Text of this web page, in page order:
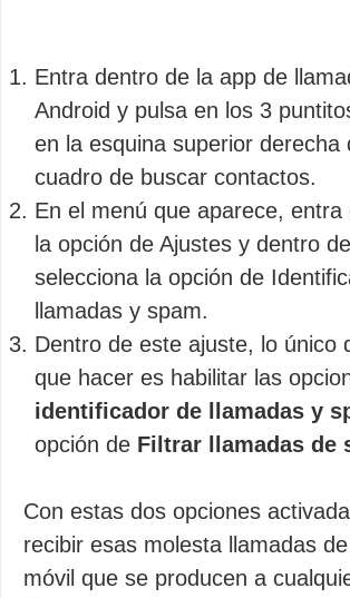
Entra dentro de la app de
Android y pulsa en los 3
en la esquina superior derecha
cuadro de buscar contactos.
En el menú que aparece, entra
la opción de Ajustes y dentro
selecciona la opción de
llamadas y spam.
Dentro de este ajuste, lo único
que hacer es habilitar las
identificador de llamadas y
opción de Filtrar llamadas de
Con estas dos opciones
recibir esas molesta llamadas
móvil que se producen a